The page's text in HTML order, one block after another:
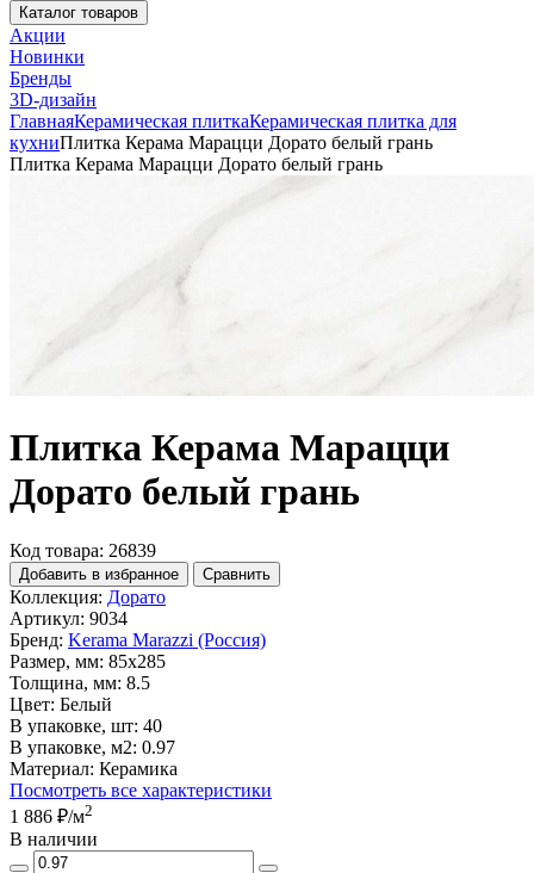
Каталог товаров
Акции
Новинки
Бренды
3D-дизайн
ГлавнаяКерамическая плиткаКерамическая плитка для
кухниПлитка Керама Марацци Дорато белый грань
Плитка Керама Марацци Дорато белый грань
Плитка Керама Марацци
Дорато белый грань
Код товара: 26839
Добавить в избранное Сравнить
Коллекция: Дорато
Артикул: 9034
Бренд: Kerama Marazzi (Россия)
Размер, мм: 85x285
Толщина, мм: 8.5
Цвет: Белый
В упаковке, шт: 40
В упаковке, м2: 0.97
Материал: Керамика
Посмотреть все характеристики
1 886 ₽/м2
В наличии